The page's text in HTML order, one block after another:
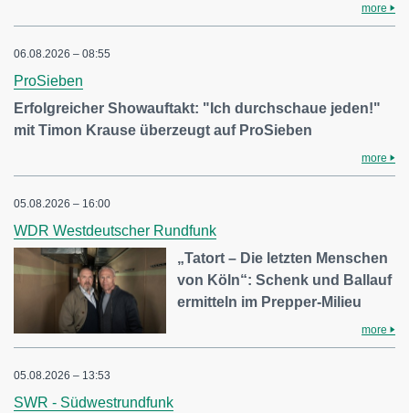
more
06.08.2026 – 08:55
ProSieben
Erfolgreicher Showauftakt: "Ich durchschaue jeden!"
mit Timon Krause überzeugt auf ProSieben
more
05.08.2026 – 16:00
WDR Westdeutscher Rundfunk
„Tatort – Die letzten Menschen
von Köln“: Schenk und Ballauf
ermitteln im Prepper-Milieu
more
05.08.2026 – 13:53
SWR - Südwestrundfunk